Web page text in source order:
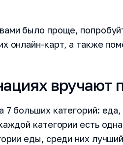
было проще,
онлайн-карт, а также
вручают
7 больших категорий:
категории есть
еды, среди них